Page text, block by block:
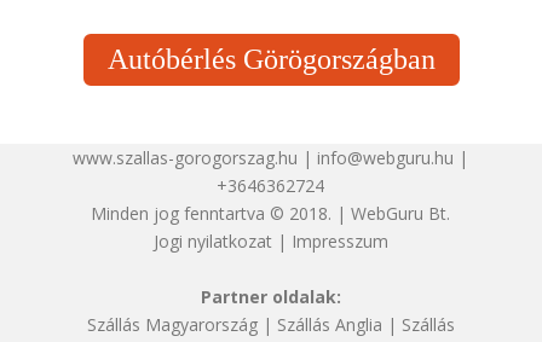
Autóbérlés Görögországban
www.szallas-gorogorszag.hu | info@webguru.hu |
+3646362724
Minden jog fenntartva © 2018. | WebGuru Bt.
Jogi nyilatkozat| Impresszum
Partner oldalak:
Szállás Magyarország| Szállás Anglia | Szállás